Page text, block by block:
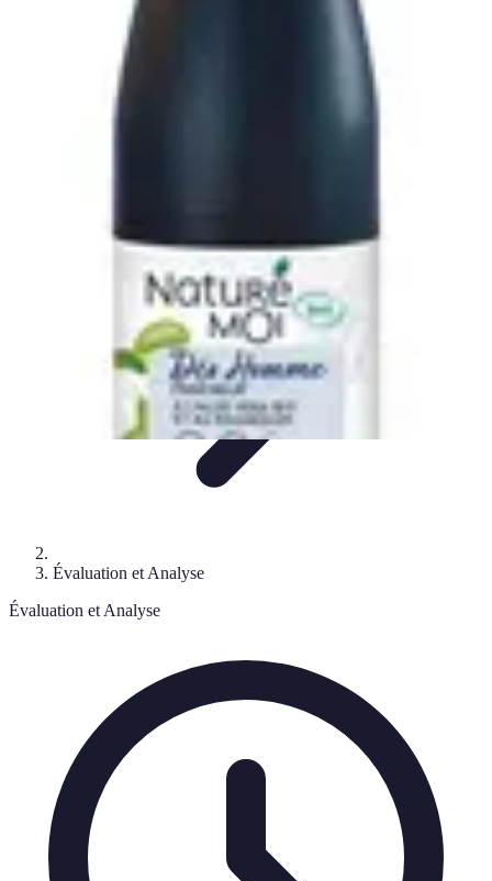
Stratégies de Telprospection
Formation et Développement Analyse et Évaluation
Tel Prospection
Évaluation et Analyse
Évaluation et Analyse